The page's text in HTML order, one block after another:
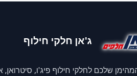
ג'אן חלקי חילוף
שלכם לחלקי חילוף פיג'ו, סיטרואן,